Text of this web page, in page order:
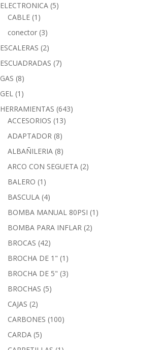
ELECTRONICA (5)
CABLE (1)
conector (3)
ESCALERAS (2)
ESCUADRADAS (7)
GAS (8)
GEL (1)
HERRAMIENTAS (643)
ACCESORIOS (13)
ADAPTADOR (8)
ALBAÑILERIA (8)
ARCO CON SEGUETA (2)
BALERO (1)
BASCULA (4)
BOMBA MANUAL 80PSI (1)
BOMBA PARA INFLAR (2)
BROCAS (42)
BROCHA DE 1" (1)
BROCHA DE 5" (3)
BROCHAS (5)
CAJAS (2)
CARBONES (100)
CARDA (5)